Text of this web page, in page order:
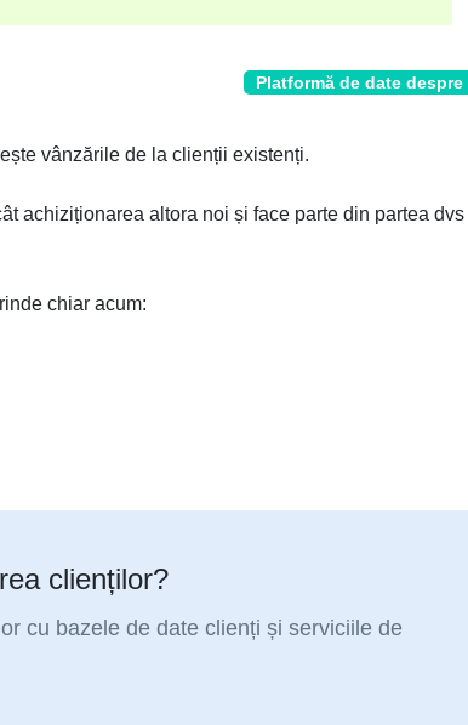
Platformă de date
vânzările de la clienții existenți.
achiziționarea altora noi și face parte din partea dvs
chiar acum:
clienților?
cu bazele de date clienți și serviciile de